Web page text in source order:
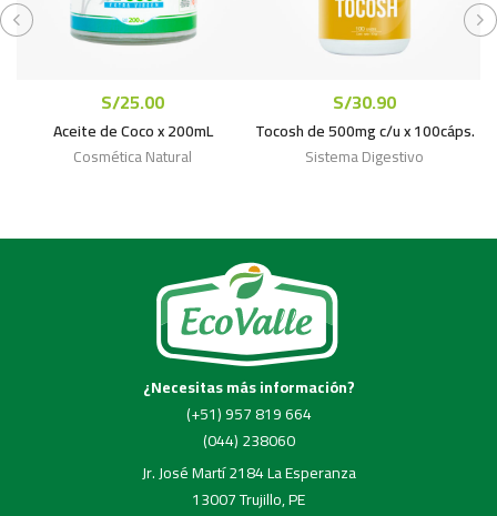
S/25.00
Aceite de Coco x 200mL
Cosmética Natural
S/30.90
Tocosh de 500mg c/u x 100cáps.
Sistema Digestivo
¿Necesitas más información?
(+51) 957 819 664
(044) 238060
Jr. José Martí 2184 La Esperanza
13007 Trujillo, PE